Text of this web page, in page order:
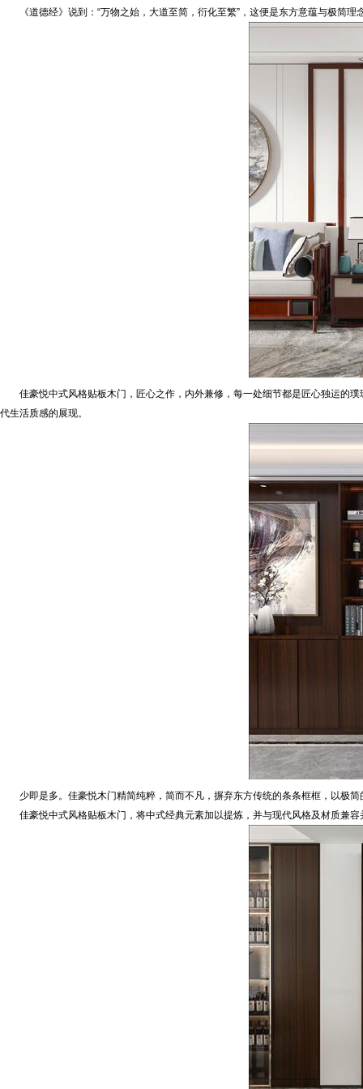
《道德经》说到：“万物之始，大道至简，衍化至繁”，这便是东方意蕴与极简理
佳豪悦中式风格贴板木门，匠心之作，内外兼修，每一处细节都是匠心独运的璞
代生活质感的展现。
少即是多。佳豪悦木门精简纯粹，简而不凡，摒弃东方传统的条条框框，以极简
佳豪悦中式风格贴板木门，将中式经典元素加以提炼，并与现代风格及材质兼容